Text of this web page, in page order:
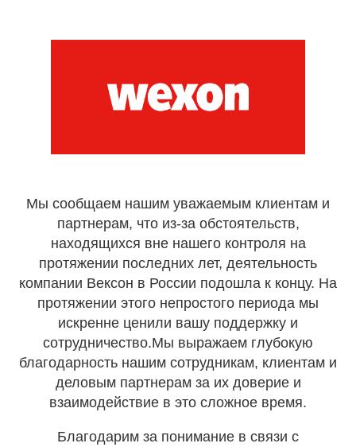
Мы сообщаем нашим уважаемым клиентам и
партнерам, что из-за обстоятельств,
находящихся вне нашего контроля на
протяжении последних лет, деятельность
компании Вексон в России подошла к концу. На
протяжении этого непростого периода мы
искренне ценили вашу поддержку и
сотрудничество.Мы выражаем глубокую
благодарность нашим сотрудникам, клиентам и
деловым партнерам за их доверие и
взаимодействие в это сложное время.
Благодарим за понимание в связи с